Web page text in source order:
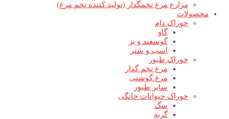
مزارع مرغ تخمگذار (تولید کننده تخم مرغ)
محصولات
خوراک دام
گاو
گوسفند و بز
اسب و شتر
خوراک طیور
مرغ تخم گذار
مرغ گوشتی
سایر طیور
خوراک حیوانات خانگی
سگ
گربه